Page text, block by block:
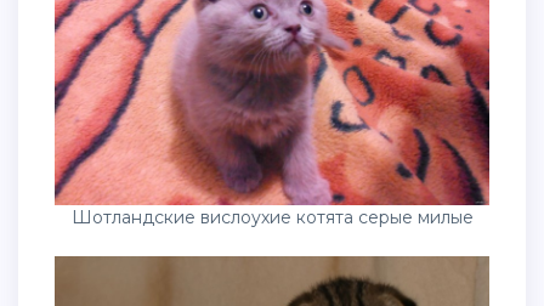
Шотландские вислоухие котята серые милые